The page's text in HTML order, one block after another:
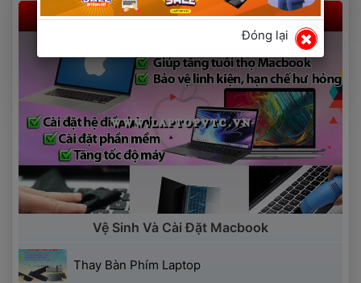
Dịch Vụ Laptop
Vệ Sinh Và Cài Đặt Macbook
Thay Bàn Phím Laptop
Đóng lại